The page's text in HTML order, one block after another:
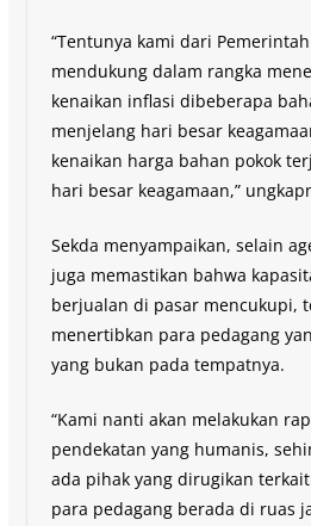
“Tentunya kami dari
mendukung dalam rangka
kenaikan inflasi dibeberapa
menjelang hari besar
kenaikan harga bahan pokok
hari besar keagamaan,”
Sekda menyampaikan, selain
juga memastikan bahwa
berjualan di pasar mencukupi,
menertibkan para pedagang
yang bukan pada tempatnya.
“Kami nanti akan melakukan
pendekatan yang humanis,
ada pihak yang dirugikan
para pedagang berada di ruas